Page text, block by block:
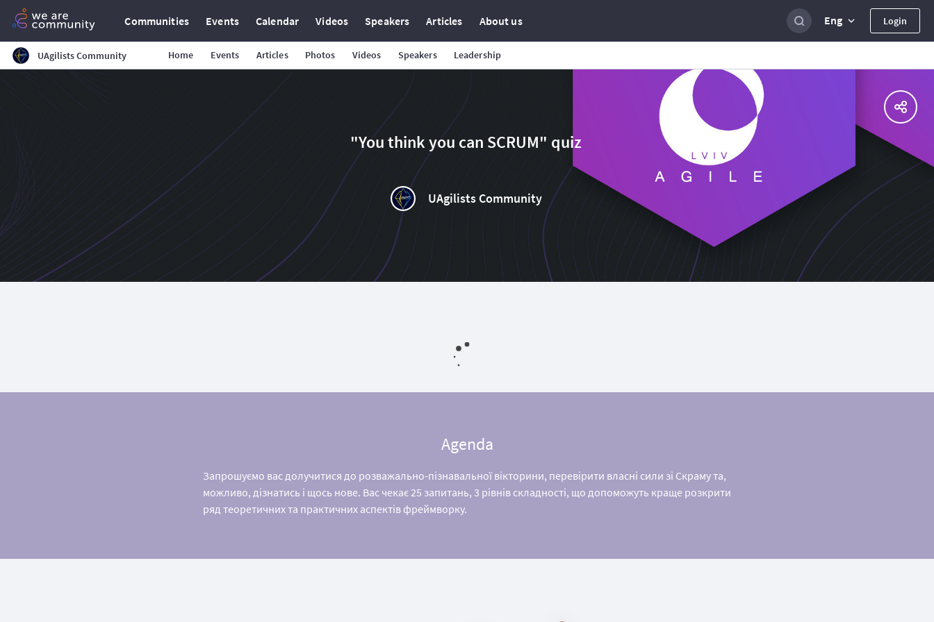
Communities Events Calendar Videos Speakers Articles About us Eng Login
UAgilists Community Home Events Articles Photos Videos Speakers Leadership
"You think you can SCRUM" quiz
UAgilists Community
Agenda
Запрошуємо вас долучитися до розважально-пізнавальної вікторини, перевірити власні сили зі Скраму та,
можливо, дізнатись і щось нове. Вас чекає 25 запитань, 3 рівнів складності, що допоможуть краще розкрити
ряд теоретичних та практичних аспектів фреймворку.